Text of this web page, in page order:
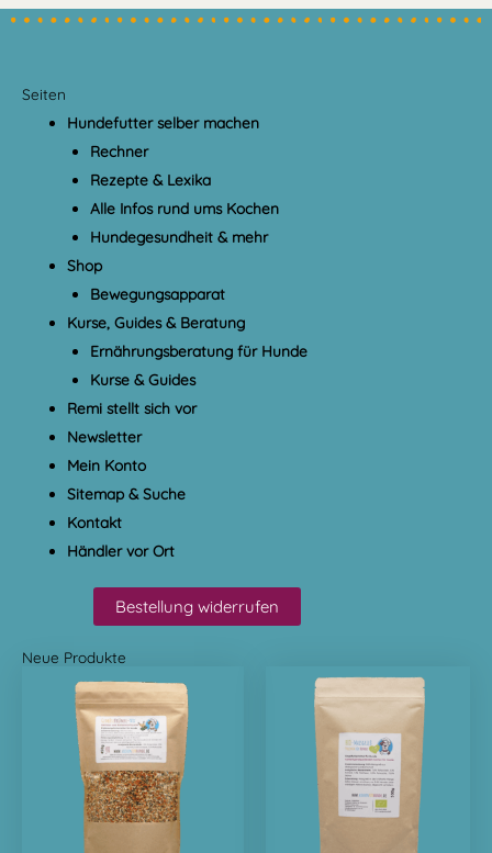
Seiten
Hundefutter selber machen
Rechner
Rezepte & Lexika
Alle Infos rund ums Kochen
Hundegesundheit & mehr
Shop
Bewegungsapparat
Kurse, Guides & Beratung
Ernährungsberatung für Hunde
Kurse & Guides
Remi stellt sich vor
Newsletter
Mein Konto
Sitemap & Suche
Kontakt
Händler vor Ort
Bestellung widerrufen
Neue Produkte